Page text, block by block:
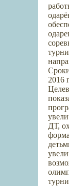
2016
ДТ,